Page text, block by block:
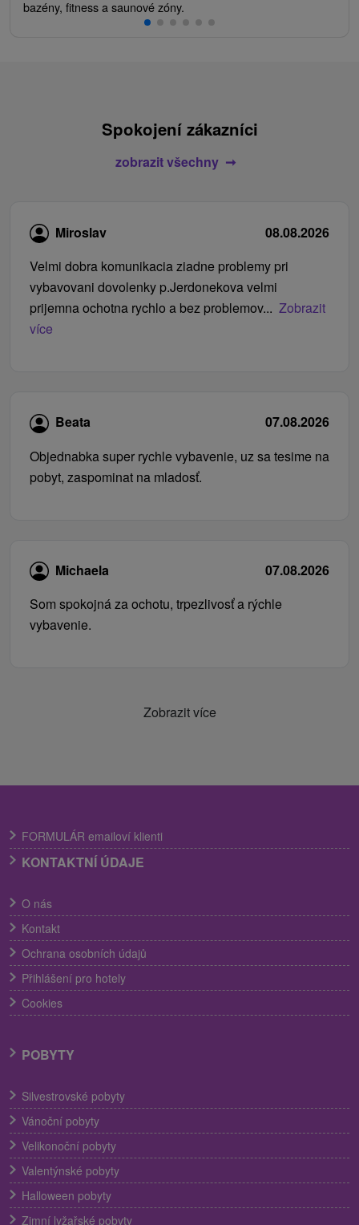
bazény, fitness a saunové zóny.
Spokojení zákazníci
zobrazit všechny
Miroslav
08.08.2026
Velmi dobra komunikacia ziadne problemy pri
vybavovani dovolenky p.Jerdonekova velmi
prijemna ochotna rychlo a bez problemov... Zobrazit
více
Beata
07.08.2026
Objednabka super rychle vybavenie, uz sa tesime na
pobyt, zaspominat na mladosť.
Michaela
07.08.2026
Som spokojná za ochotu, trpezlivosť a rýchle
vybavenie.
Zobrazit více
FORMULÁR emailoví klienti
KONTAKTNÍ ÚDAJE
O nás
Kontakt
Ochrana osobních údajů
Přihlášení pro hotely
Cookies
POBYTY
Silvestrovské pobyty
Vánoční pobyty
Velikonoční pobyty
Valentýnské pobyty
Halloween pobyty
Zimní lyžařské pobyty